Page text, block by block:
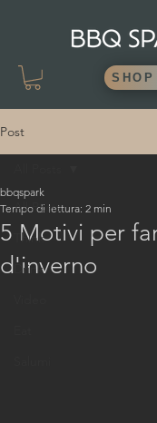
SHOP
Post
All Posts
Think
Drink
5 Motivi per
d'inverno
bbqspark
Tempo di lettura: 2 min